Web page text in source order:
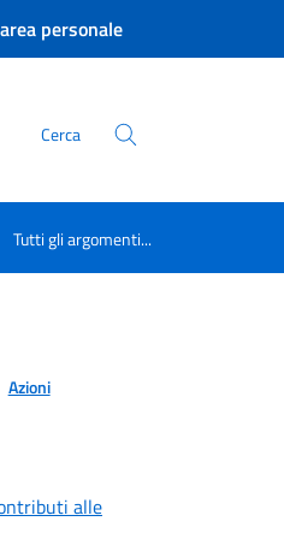
personale
Cerca
Tutti gli argomenti...
Azioni
alle